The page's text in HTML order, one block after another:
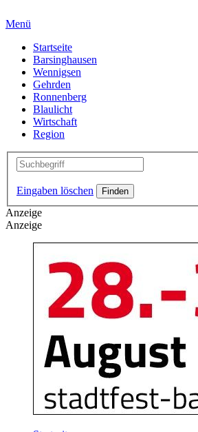
Menü
Startseite
Barsinghausen
Wennigsen
Gehrden
Ronnenberg
Blaulicht
Wirtschaft
Region
Eingaben löschen
Anzeige
Anzeige